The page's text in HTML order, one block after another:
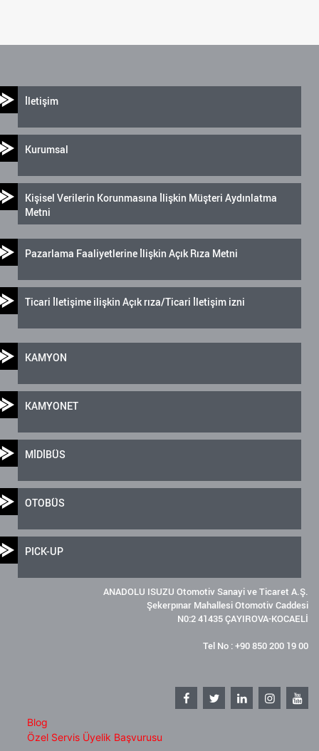
İletişim
Kurumsal
Kişisel Verilerin Korunmasına İlişkin Müşteri Aydınlatma
Metni
Pazarlama Faaliyetlerine İlişkin Açık Rıza Metni
Ticari İletişime ilişkin Açık rıza/Ticari İletişim izni
KAMYON
KAMYONET
MİDİBÜS
OTOBÜS
PICK-UP
ANADOLU ISUZU Otomotiv Sanayi ve Ticaret A.Ş.
Şekerpınar Mahallesi Otomotiv Caddesi
N0:2 41435 ÇAYIROVA-KOCAELİ
Tel No : +90 850 200 19 00
Blog
Özel Servis Üyelik Başvurusu